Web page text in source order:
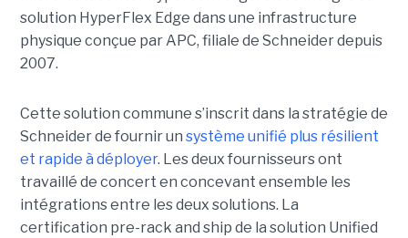
solution HyperFlex Edge dans une infrastructure
physique conçue par APC, filiale de Schneider depuis
2007.
Cette solution commune s’inscrit dans la stratégie de
Schneider de fournir un système unifié plus résilient
et rapide à déployer. Les deux fournisseurs ont
travaillé de concert en concevant ensemble les
intégrations entre les deux solutions. La
certification pre-rack and ship de la solution Unified